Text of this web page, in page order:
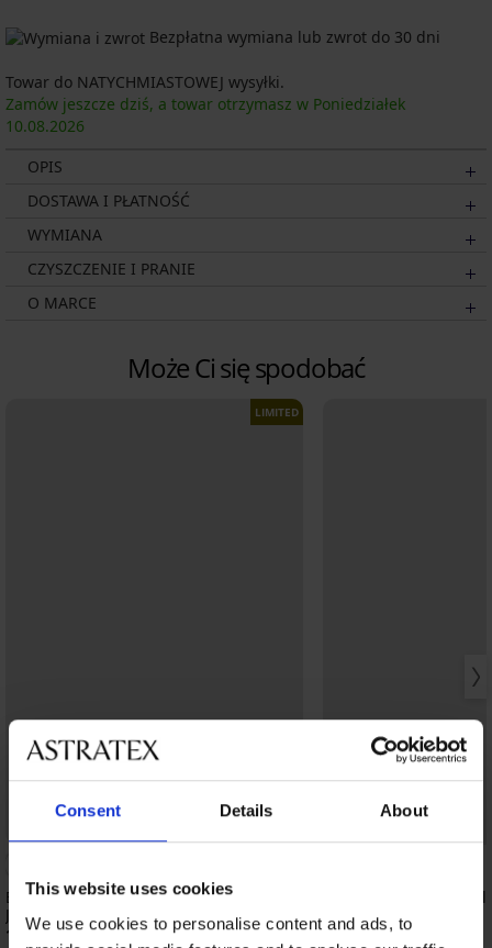
Consent Details About
This website uses cookies
We use cookies to personalise content and ads, to
Bezpłatna wymiana lub zwrot do 30 dni
Towar do NATYCHMIASTOWEJ wysyłki.
Zamów jeszcze dziś, a towar otrzymasz w Poniedziałek
10.08.2026
OPIS
DOSTAWA I PŁATNOŚĆ
WYMIANA
CZYSZCZENIE I PRANIE
O MARCE
Może Ci się spodobać
LIMITED
Bawełniane szorty męskie JACK AND
JONES JPSTGordon
120,99 zł
PREMIUM
T-shirt męski Calvin
100,19 zł
166,99 zł